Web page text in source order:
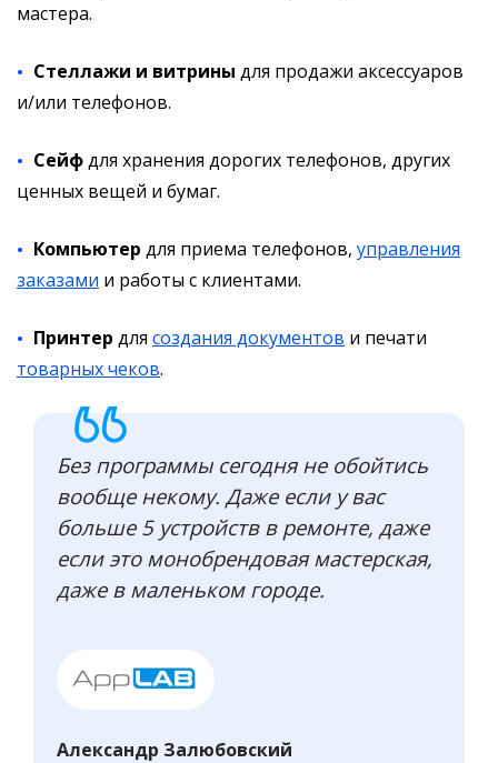
мастера.
Стеллажи и витрины для продажи аксессуаров
и/или телефонов.
Сейфдля хранения дорогих телефонов, других
ценных вещей и бумаг.
Компьютер для приема телефонов, управления
заказами и работы с клиентами.
Принтер для создания документов и печати
товарных чеков.
Без программы сегодня не обойтись
вообще некому. Даже если у вас
больше 5 устройств в ремонте, даже
если это монобрендовая мастерская,
даже в маленьком городе.
Александр Залюбовский